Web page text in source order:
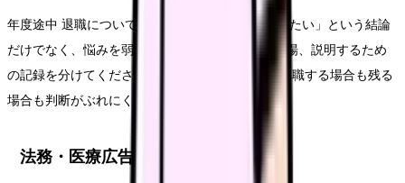
年度途中 退職について考える時は、「今すぐ辞めたい」という結論
だけでなく、悩みを弱める条件、繰り返さない職場、説明するため
の記録を分けてください。この3つがそろうと、退職する場合も残る
場合も判断がぶれにくくなります。
法務・医療広告・求人広告上の注意